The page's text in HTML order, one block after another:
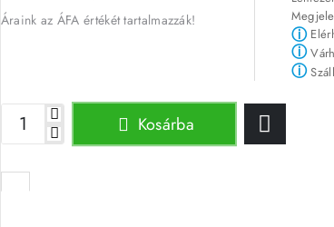
Áraink az ÁFA értékét tartalmazzák!
ⓘ
ⓘ
ⓘ
Kosárba